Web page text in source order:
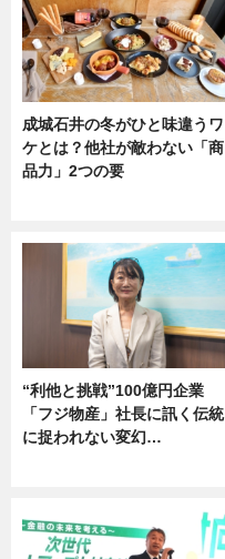
成城石井の冬がひと味違うワ
ケとは？他社が敵わない「商
品力」2つの要
“利他と挑戦”100億円企業
「フジ物産」社長に訊く伝統
に捉われない変幻…